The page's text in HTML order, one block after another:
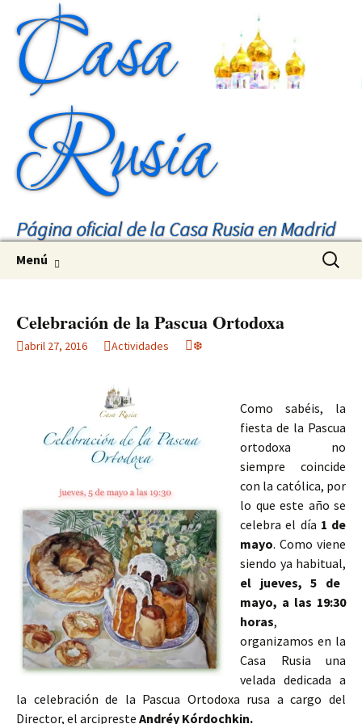
Casa
Rusia
Página oficial de la Casa Rusia en Madrid
Menú Buscar:
Celebración de la Pascua Ortodoxa
abril 27, 2016 Actividades ❆
Como sabéis, la
fiesta de la Pascua
ortodoxa no
siempre coincide
con la católica, por
lo que este año se
celebra el día 1 de
mayo. Como viene
siendo ya habitual,
el jueves, 5 de
mayo, a las 19:30
horas,
organizamos en la
Casa Rusia una
velada dedicada a
la celebración de la Pascua Ortodoxa rusa a cargo del
Director, el arcipreste Andréy Kórdochkin.